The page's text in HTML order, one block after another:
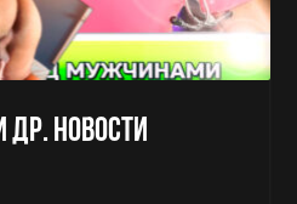
Др. Новости